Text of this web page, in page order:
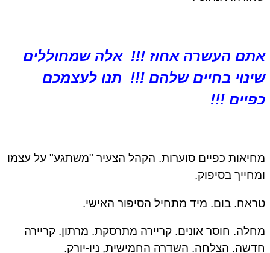
העשרה אחוז !!! אלה שמחוללים
בחיים שלהם !!! תנו לעצמכם
!!!
כפיים סוערות. הקהל הצעיר "משתגע" על עצמו
בסיפוק.
בום. מיד מתחיל הסיפור האישי.
חוסר אונים. קריירה מתרסקת. מרתון. קריירה
הצלחה. השדרה החמישית, ניו-יורק.